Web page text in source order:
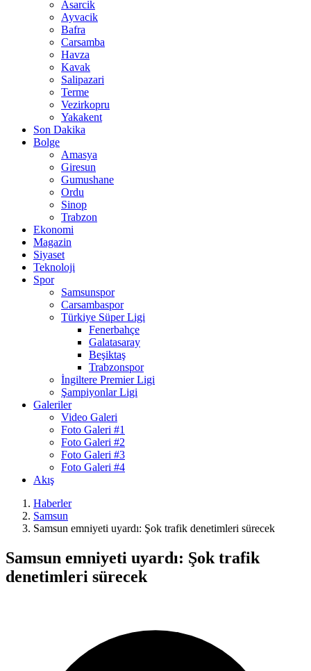
Asarcik
Ayvacik
Bafra
Carsamba
Havza
Kavak
Salipazari
Terme
Vezirkopru
Yakakent
Son Dakika
Bolge
Amasya
Giresun
Gumushane
Ordu
Sinop
Trabzon
Ekonomi
Magazin
Siyaset
Teknoloji
Spor
Samsunspor
Carsambaspor
Türkiye Süper Ligi
Fenerbahçe
Galatasaray
Beşiktaş
Trabzonspor
İngiltere Premier Ligi
Şampiyonlar Ligi
Galeriler
Video Galeri
Foto Galeri #1
Foto Galeri #2
Foto Galeri #3
Foto Galeri #4
Akış
Haberler
Samsun
Samsun emniyeti uyardı: Şok trafik denetimleri sürecek
Samsun emniyeti uyardı: Şok trafik
denetimleri sürecek